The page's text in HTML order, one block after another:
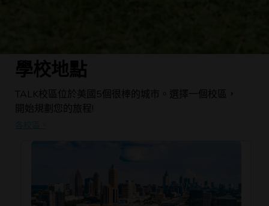
學校地點
TALK校區位於美國5個很棒的城市。選擇一個校區，
開始規劃您的旅程!